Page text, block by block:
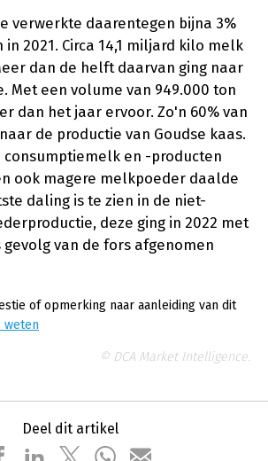
verwerkte daarentegen bijna 3%
2021. Circa 14,1 miljard kilo melk
dan de helft daarvan ging naar
Met een volume van 949.000 ton
dan het jaar ervoor. Zo'n 60% van
de productie van Goudse kaas.
consumptiemelk en -producten
ook magere melkpoeder daalde
daling is te zien in de niet-
deze ging in 2022 met
van de fors afgenomen
of opmerking naar aanleiding van dit
weten
© DCA Market Intelligence.
Deel dit artikel